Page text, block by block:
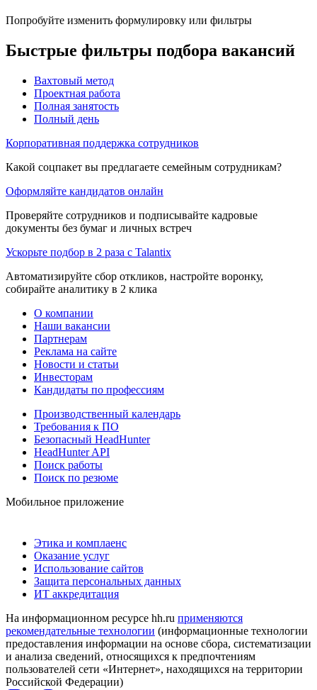
Попробуйте изменить формулировку или фильтры
Быстрые фильтры подбора вакансий
Вахтовый метод
Проектная работа
Полная занятость
Полный день
Корпоративная поддержка сотрудников
Какой соцпакет вы предлагаете семейным сотрудникам?
Оформляйте кандидатов онлайн
Проверяйте сотрудников и подписывайте кадровые
документы без бумаг и личных встреч
Ускорьте подбор в 2 раза с Talantix
Автоматизируйте сбор откликов, настройте воронку,
собирайте аналитику в 2 клика
О компании
Наши вакансии
Партнерам
Реклама на сайте
Новости и статьи
Инвесторам
Кандидаты по профессиям
Производственный календарь
Требования к ПО
Безопасный HeadHunter
HeadHunter API
Поиск работы
Поиск по резюме
Мобильное приложение
Этика и комплаенс
Оказание услуг
Использование сайтов
Защита персональных данных
ИТ аккредитация
На информационном ресурсе hh.ru применяются
рекомендательные технологии (информационные технологии
предоставления информации на основе сбора, систематизации
и анализа сведений, относящихся к предпочтениям
пользователей сети «Интернет», находящихся на территории
Российской Федерации)